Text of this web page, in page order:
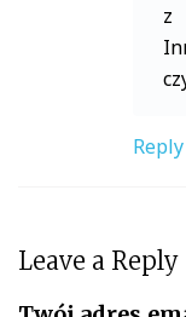
z
Reply
Leave a Reply